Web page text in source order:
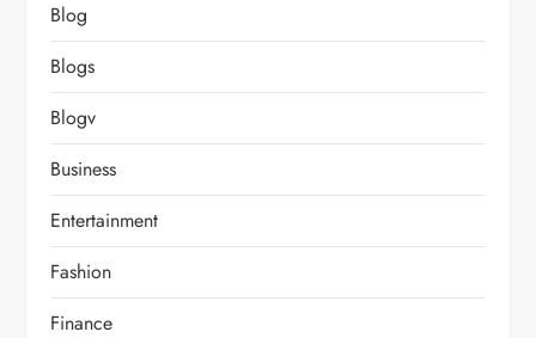
Blog
Blogs
Blogv
Business
Entertainment
Fashion
Finance